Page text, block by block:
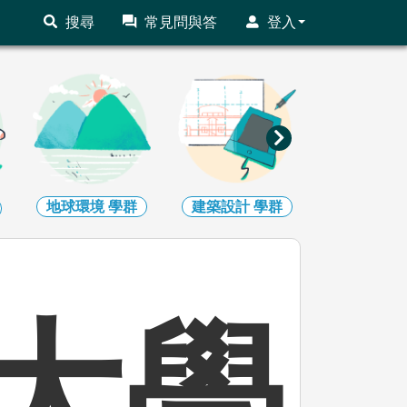
搜尋 常見問與答 登入
地球環境學群 建築設計學群